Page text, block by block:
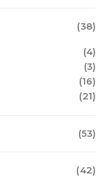
(38)
(4)
(3)
(16)
(21)
(53)
(42)